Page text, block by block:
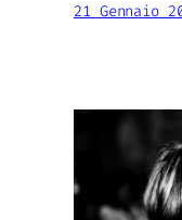
21 Gennaio